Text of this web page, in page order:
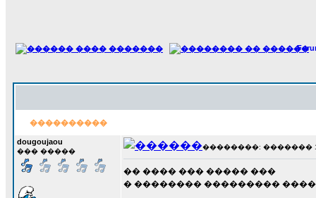
����������
dougoujaou
��� �����
��������: ������� 17
�� ���� ��� ����� ���
� �������� ���������